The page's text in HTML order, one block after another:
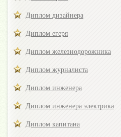
Диплом дизайнера
Диплом егеря
Диплом железнодорожника
Диплом журналиста
Диплом инженера
Диплом инженера электрика
Диплом капитана